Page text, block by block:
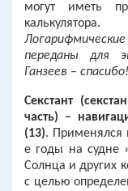
могут иметь
калькулятора.
Логарифмические
переданы для
Ганзеев – спасибо!
Секстант
часть) –
(13). Применялся
е годы на судне
Солнца и других
с целью